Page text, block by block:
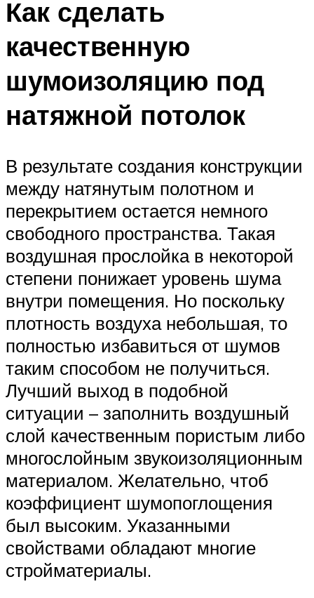
Как сделать
качественную
шумоизоляцию под
натяжной потолок
В результате создания конструкции
между натянутым полотном и
перекрытием остается немного
свободного пространства. Такая
воздушная прослойка в некоторой
степени понижает уровень шума
внутри помещения. Но поскольку
плотность воздуха небольшая, то
полностью избавиться от шумов
таким способом не получиться.
Лучший выход в подобной
ситуации – заполнить воздушный
слой качественным пористым либо
многослойным звукоизоляционным
материалом. Желательно, чтоб
коэффициент шумопоглощения
был высоким. Указанными
свойствами обладают многие
стройматериалы.